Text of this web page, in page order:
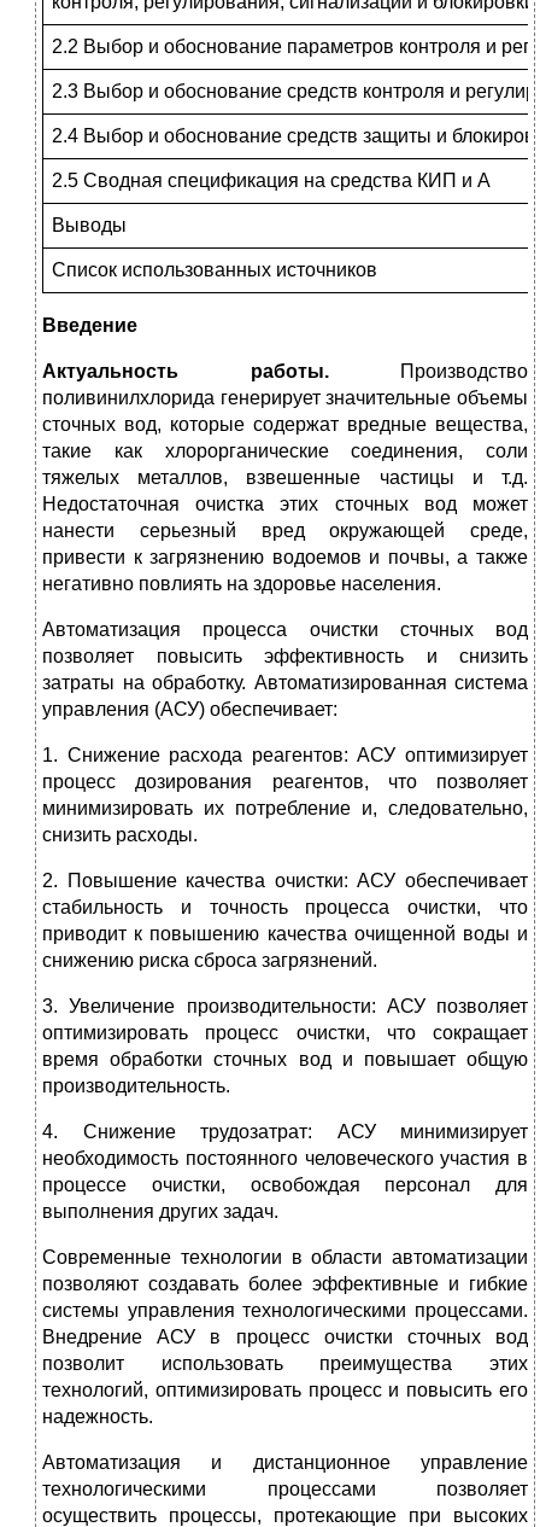
2.2 Выбор и обоснование параметров контроля и
2.3 Выбор и обоснование средств контроля и
2.4 Выбор и обоснование средств защиты и
2.5 Сводная спецификация на средства КИП и А
Выводы
Список использованных источников
Введение
Актуальность работы.
Производство
поливинилхлорида генерирует значительные объемы
сточных вод, которые содержат вредные вещества,
такие как хлорорганические соединения, соли
тяжелых металлов, взвешенные частицы и т.д.
Недостаточная очистка этих сточных вод может
нанести серьезный вред окружающей среде,
привести к загрязнению водоемов и почвы, а также
негативно повлиять на здоровье населения.
Автоматизация процесса очистки сточных вод
позволяет повысить эффективность и снизить
затраты на обработку. Автоматизированная система
управления (АСУ) обеспечивает:
1. Снижение расхода реагентов: АСУ оптимизирует
процесс дозирования реагентов, что позволяет
минимизировать их потребление и, следовательно,
снизить расходы.
2. Повышение качества очистки: АСУ обеспечивает
стабильность и точность процесса очистки, что
приводит к повышению качества очищенной воды и
снижению риска сброса загрязнений.
3. Увеличение производительности: АСУ позволяет
оптимизировать процесс очистки, что сокращает
время обработки сточных вод и повышает общую
производительность.
4. Снижение трудозатрат: АСУ минимизирует
необходимость постоянного человеческого участия в
процессе очистки, освобождая персонал для
выполнения других задач.
Современные технологии в области автоматизации
позволяют создавать более эффективные и гибкие
системы управления технологическими процессами.
Внедрение АСУ в процесс очистки сточных вод
позволит использовать преимущества этих
технологий, оптимизировать процесс и повысить его
надежность.
Автоматизация и дистанционное управление
технологическими процессами позволяет
осуществить процессы, протекающие при высоких